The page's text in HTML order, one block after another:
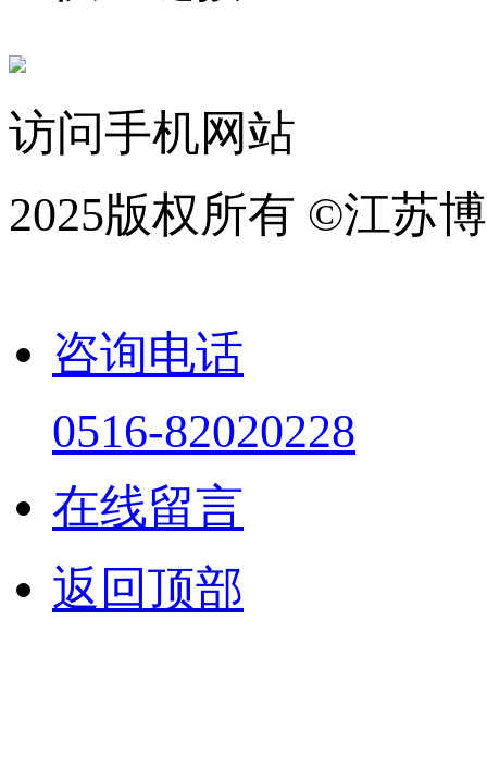
访问手机网站
2025版权所有 ©江苏
咨询电话
0516-82020228
在线留言
返回顶部